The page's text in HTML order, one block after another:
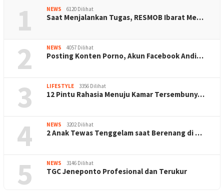
1 NEWS 6120 Dilihat
Saat Menjalankan Tugas, RESMOB Ibarat Me…
2 NEWS 4057 Dilihat
Posting Konten Porno, Akun Facebook Andi…
3 LIFESTYLE 3356 Dilihat
12 Pintu Rahasia Menuju Kamar Tersembuny…
4 NEWS 3202 Dilihat
2 Anak Tewas Tenggelam saat Berenang di …
5 NEWS 3146 Dilihat
TGC Jeneponto Profesional dan Terukur